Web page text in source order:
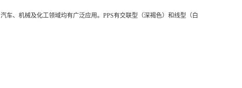
、机械及化工领域均有广泛应用。PPS有交联型（深褐色）和线型（白